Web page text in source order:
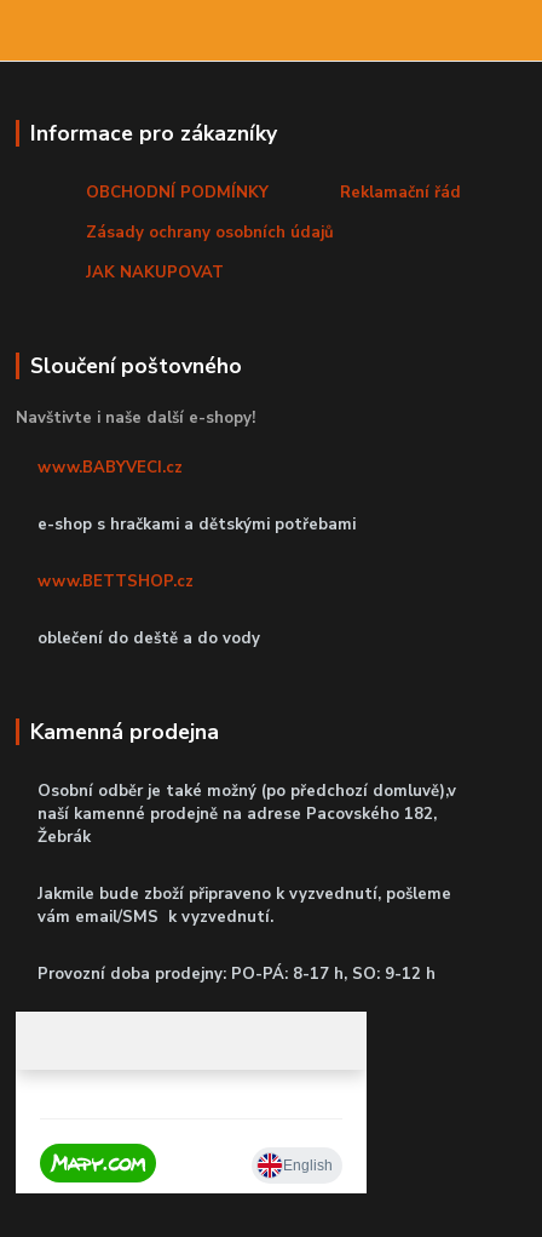
Informace pro zákazníky
OBCHODNÍ PODMÍNKY
Reklamační řád
Zásady ochrany osobních údajů
JAK NAKUPOVAT
Sloučení poštovného
Navštivte i naše další e-shopy!
www.BABYVECI.cz
e-shop s hračkami a dětskými potřebami
www.BETTSHOP.cz
oblečení do deště a do vody
Kamenná prodejna
Osobní odběr je také možný (po předchozí domluvě),v
naší kamenné prodejně na adrese Pacovského 182,
Žebrák
Jakmile bude zboží připraveno k vyzvednutí, pošleme
vám email/SMS k vyzvednutí.
Provozní doba prodejny: PO-PÁ: 8-17 h, SO: 9-12 h